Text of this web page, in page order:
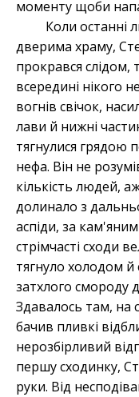
моменту щоби
Коли останні
дверима храму,
прокрався слідом,
всередині нікого
вогнів свічок,
лави й нижні
тягнулися грядою
нефа. Він не
кількість людей,
долинало з
аспіди, за
стрімчасті сходи
тягнуло холодом й
затхлого смороду
Здавалось там, на
бачив пливкі
нерозбірливий
першу сходинку,
руки. Від